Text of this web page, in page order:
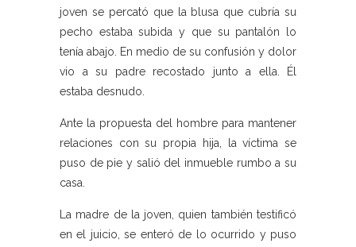
joven se percató que la blusa que cubría su
pecho estaba subida y que su pantalón lo
tenía abajo. En medio de su confusión y dolor
vio a su padre recostado junto a ella. Él
estaba desnudo.
Ante la propuesta del hombre para mantener
relaciones con su propia hija, la víctima se
puso de pie y salió del inmueble rumbo a su
casa.
La madre de la joven, quien también testificó
en el juicio, se enteró de lo ocurrido y puso